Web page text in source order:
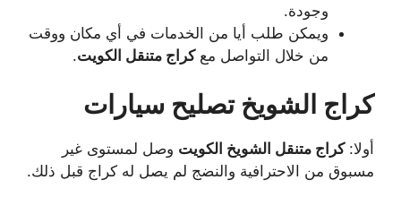
وجودة.
ويمكن طلب أيا من الخدمات في أي مكان ووقت
من خلال التواصل معكراج متنقل الكويت.
كراج الشويخ تصليح سيارات
أولا:كراج متنقل الشويخ الكويت وصل لمستوى غير
مسبوق من الاحترافية والنضج لم يصل له كراج قبل ذلك.